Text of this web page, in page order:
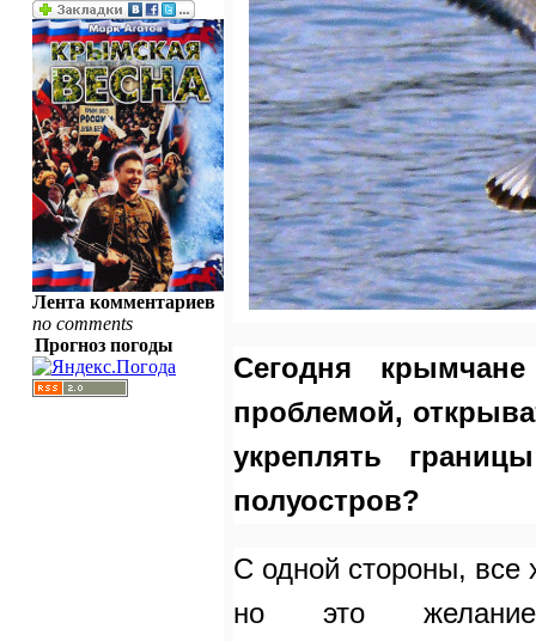
Лента комментариев
no comments
Прогноз погоды
Сегодня
проблемой,
укреплять
полуостров?
С одной стороны, все
но это